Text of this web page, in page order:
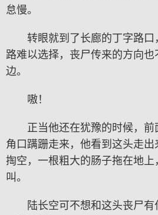
怠慢。
转眼就到了长廊的丁字路
路难以选择，丧尸传来的方向也
边。
嗷！
正当他还在犹豫的时候，
角口蹒跚走来，他看到这头走
掏空，一根粗大的肠子拖在地
叫。
陆长空可不想和这头丧尸